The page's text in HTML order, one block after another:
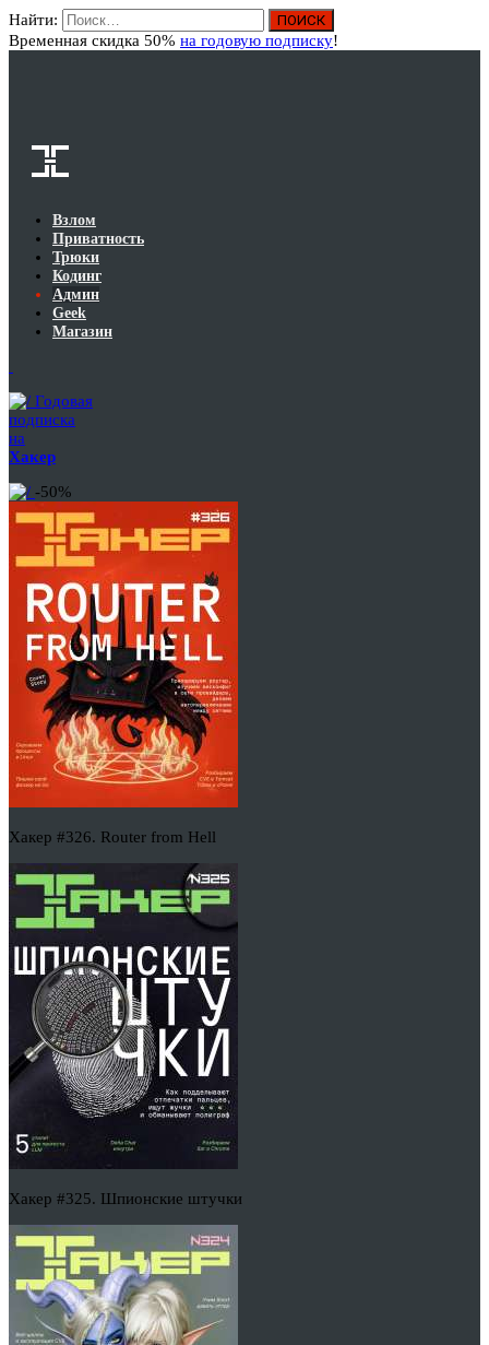
Найти:
Временная скидка 50% на годовую подписку!
Взлом
Приватность
Трюки
Кодинг
Админ
Geek
Магазин
Годовая
подписка
на
Хакер
-50%
Хакер #326. Router from Hell
Хакер #325. Шпионские штучки